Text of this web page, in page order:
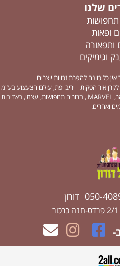
שלנו
ופאות
ותפאורה
וגימיקים
כל כוונה להפרת זכויות יוצרים
אור הפקות - יריב יפת, עולם הצעצוע בע"מ
-ענת עיצובים - תחפושות וחיוכים , שושי זוהר, MARVEL , ברוריה תחפושות, עצמי, באדיבות
ואחרים.
דורון